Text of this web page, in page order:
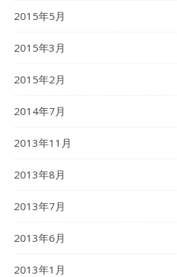
2015年5月
2015年3月
2015年2月
2014年7月
2013年11月
2013年8月
2013年7月
2013年6月
2013年1月